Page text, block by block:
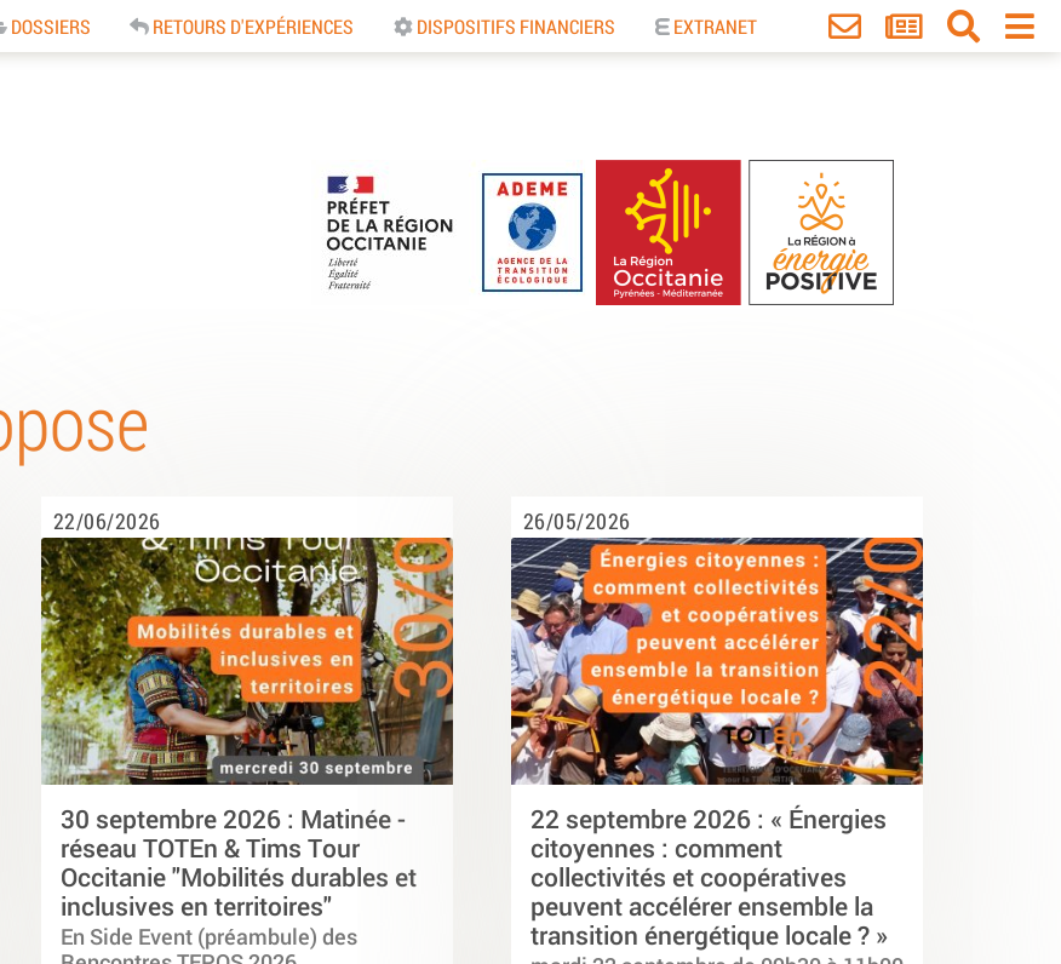
DOSSIERS RETOURS D'EXPÉRIENCES DISPOSITIFS FINANCIERS EXTRANET
22/06/2026
30 septembre 2026 : Matinée -
réseau TOTEn & Tims Tour
Occitanie "Mobilités durables et
inclusives en territoires"
En Side Event (préambule) des
26/05/2026
22 septembre 2026 : « Énergies
citoyennes : comment
collectivités et coopératives
peuvent accélérer ensemble la
transition énergétique locale ? »